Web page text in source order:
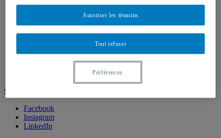
Mémoires et thèses
Médias
Géographie à UQAM.tv
Suivez-nous
Facebook
Instagram
LinkedIn
Tout refuser
Autoriser les témoins
Préférences